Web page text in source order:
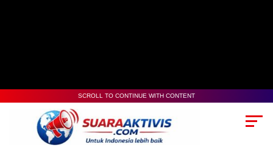
00:00
SCROLL TO CONTINUE WITH CONTENT